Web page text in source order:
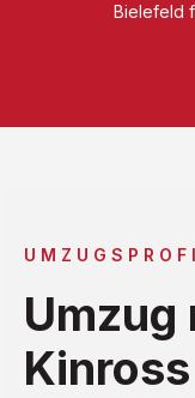
Bielefeld
Umzug
Kinross